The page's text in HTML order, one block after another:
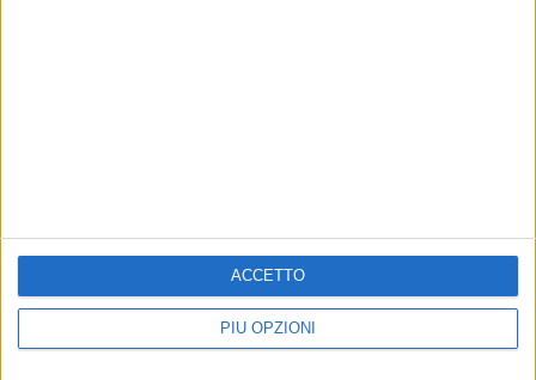
PIÙ OPZIONI
ACCETTO